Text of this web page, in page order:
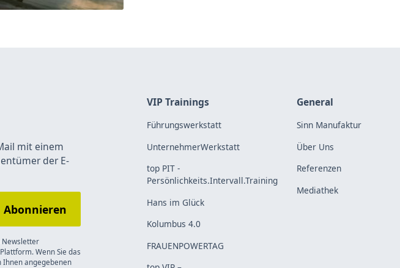
mit einem
der E-
Newsletter
Wenn Sie das
Ihnen angegebenen
VIP Trainings
Führungswerkstatt
UnternehmerWerkstatt
top PIT -
Persönlichkeits.Intervall.Training
Hans im Glück
Kolumbus 4.0
FRAUENPOWERTAG
General
Sinn Manufaktur
Über Uns
Referenzen
Mediathek